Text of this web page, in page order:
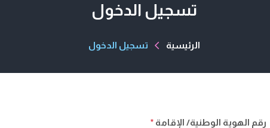
تسجيل الدخول
الرئيسية تسجيل الدخول
رقم الهوية الوطنية/ الإقامة*